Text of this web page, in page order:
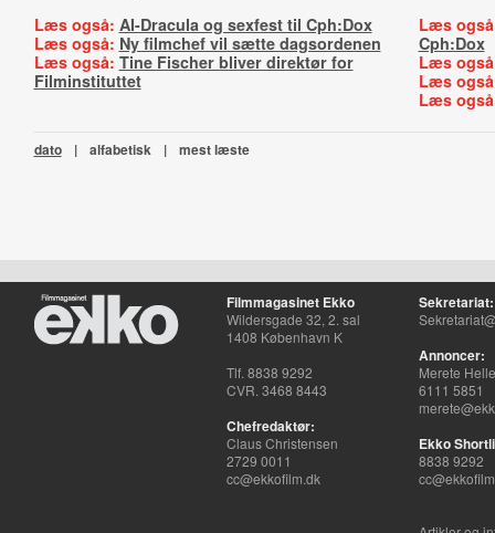
Læs også: AI-Dracula og sexfest til Cph:Dox
Læs også: Ny filmchef vil sætte dagsordenen
Læs også: Tine Fischer bliver direktør for
Filminstituttet
Læs
Cph:Dox
Læs
Læs
Læs
dato | alfabetisk | mest læste
Filmmagasinet Ekko
Wildersgade 32, 2. sal
1408 København K
Tlf. 8838 9292
CVR. 3468 8443
Chefredaktør:
Claus Christensen
2729 0011
cc@ekkofilm.dk
Sekretariat:
Annoncer:
Merete
6111 5851
Ekko
8838 9292